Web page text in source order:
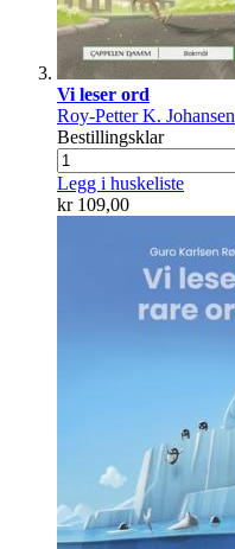
Vi leser ord
Roy-Petter K. Johansen
Bestillingsklar
Legg i huskeliste
kr 109,00